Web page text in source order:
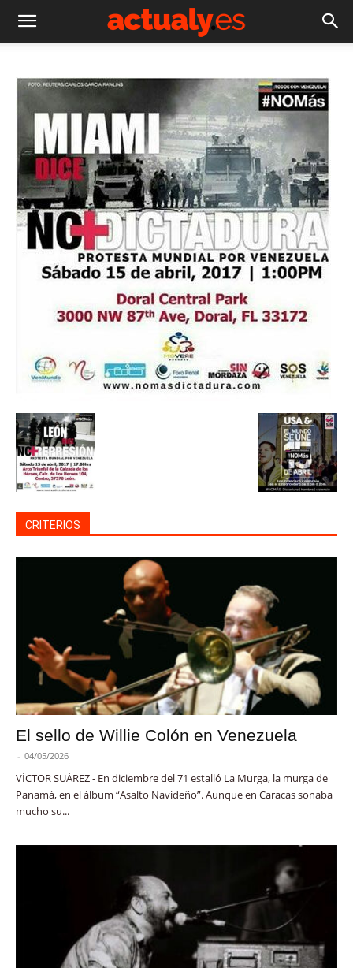
CRITERIOS
El sello de Willie Colón en Venezuela
- 04/05/2026
VÍCTOR SUÁREZ - En diciembre del 71 estalló La Murga, la murga de
Panamá, en el álbum “Asalto Navideño”. Aunque en Caracas sonaba
mucho su...